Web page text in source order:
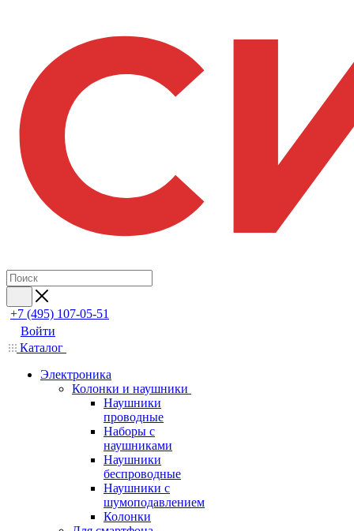
+7 (495) 107-05-51
Войти
Каталог
Электроника
Колонки и наушники
Наушники
проводные
Наборы с
наушниками
Наушники
беспроводные
Наушники с
шумоподавлением
Колонки